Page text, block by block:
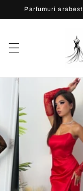
Salt la
conținut
Parfumuri